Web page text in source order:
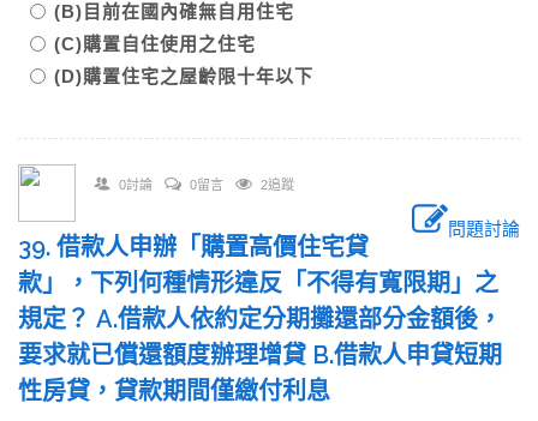
(B)目前在國內確無自用住宅
(C)購置自住使用之住宅
(D)購置住宅之屋齡限十年以下
0討論 0留言 2追蹤
問題討論
39. 借款人申辦「購置高價住宅貸
款」，下列何種情形違反「不得有寬限期」之
規定？ A.借款人依約定分期攤還部分金額後，
要求就已償還額度辦理增貸 B.借款人申貸短期
性房貸，貸款期間僅繳付利息